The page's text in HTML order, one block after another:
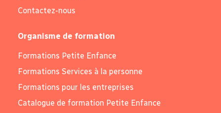
Contactez-nous
Organisme de formation
Formations Petite Enfance
Formations Services à la personne
Formations pour les entreprises
Catalogue de formation Petite Enfance